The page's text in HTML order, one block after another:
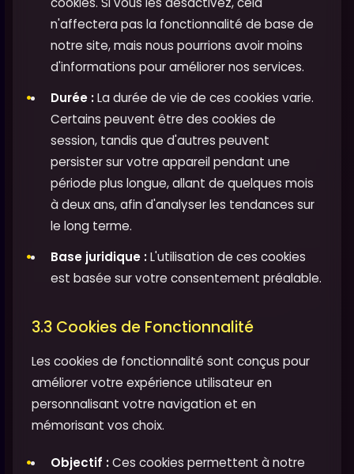
n'affectera pas la fonctionnalité de base de
notre site, mais nous pourrions avoir moins
d'informations pour améliorer nos services.
Durée :La durée de vie de ces cookies varie.
Certains peuvent être des cookies de
session, tandis que d'autres peuvent
persister sur votre appareil pendant une
période plus longue, allant de quelques mois
à deux ans, afin d'analyser les tendances sur
le long terme.
Base juridique :L'utilisation de ces cookies
est basée sur votre consentement préalable.
3.3 Cookies de Fonctionnalité
Les cookies de fonctionnalité sont conçus pour
améliorer votre expérience utilisateur en
personnalisant votre navigation et en
mémorisant vos choix.
Objectif :Ces cookies permettent à notre